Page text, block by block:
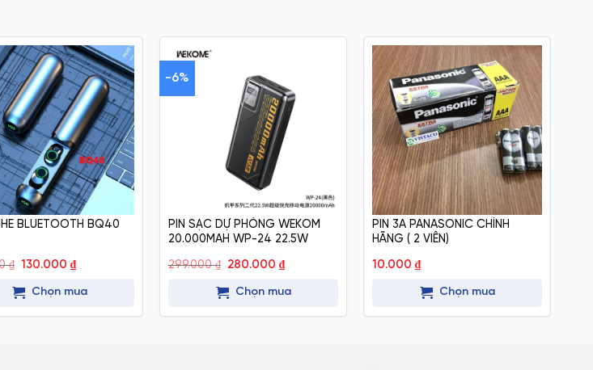
BLUETOOTH BQ40
₫ Giá
là:
199.000 ₫.
130.000₫Giá
tại
là:
Chọn mua
-6%
PIN SẠC DỰ PHÒNG WEKOM
20.000MAH WP-24 22.5W
299.000₫ Giá
là:
299.000 ₫.
280.000₫Giá
tại
là:
Chọn mua
PIN 3A PANASONIC CHÍNH
HÃNG ( 2 VIÊN)
10.000 ₫
Chọn mua